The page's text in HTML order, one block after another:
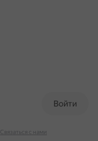
Войти
Связаться с нами